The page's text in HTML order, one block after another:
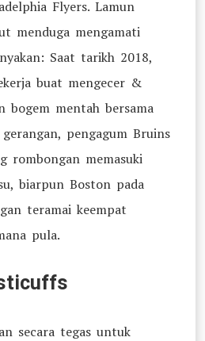
Flyers. Lamun
menduga mengamati
Saat tarikh 2018,
buat mengecer &
bogem mentah bersama
pengagum Bruins
rombongan memasuki
biarpun Boston pada
teramai keempat
pula.
secara tegas untuk